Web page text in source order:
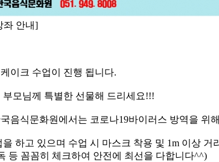
좌 안내]
이크 수업이 진행 됩니다.
모님께 특별한 선물해 드리세요!!!
음식문화원에서는 코로나19바이러스 방역을 위
하고 있으며 수업 시 마스크 착용 및 1m 이상 거
등 꼼꼼히 체크하여 안전에 최선을 다합니다^^)